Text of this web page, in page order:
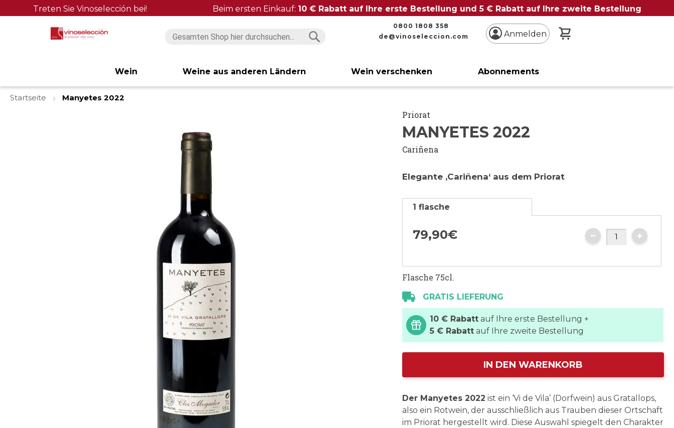
Treten Sie Vinoselección bei! Beim ersten Einkauf: 10 € Rabatt auf Ihre erste Bestellung und 5 € Rabatt auf Ihre zweite Bestellung
0800 1808 358
de@vinoseleccion.com
Anmelden
Wein Weine aus anderen Ländern Wein verschenken Abonnements
Startseite
Manyetes 2022
Priorat
MANYETES 2022
Cariñena
Elegante ‚Cariñena‘ aus dem Priorat
1 flasche
79,90€
Flasche 75cl.
GRATIS LIEFERUNG
10 € Rabatt auf Ihre erste Bestellung +
5 € Rabatt auf Ihre zweite Bestellung
IN DEN WARENKORB
Der Manyetes 2022 ist ein ‘Vi de Vila’ (Dorfwein) aus Gratallops,
also ein Rotwein, der ausschließlich aus Trauben dieser Ortschaft
im Priorat hergestellt wird. Diese Auswahl spiegelt den Charakter